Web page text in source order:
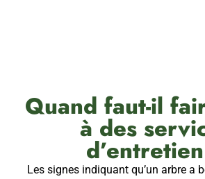
Quand faut-il
à des
Les signes indiquant qu’un arbre a